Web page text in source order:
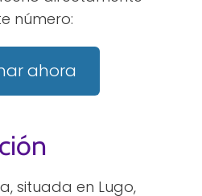
número:
ahora
situada en Lugo,